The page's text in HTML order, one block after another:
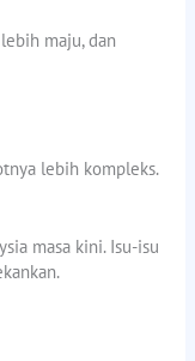
maju, dan
lebih kompleks.
masa kini. Isu-isu